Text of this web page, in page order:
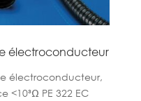
électroconducteur
électroconducteur,
<10³Ω PE 322 EC